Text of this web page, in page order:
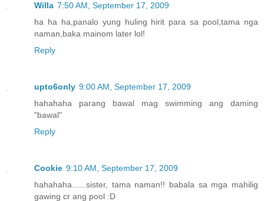
Willa 7:50 AM, September 17, 2009
ha ha ha,panalo yung huling hirit para sa pool,tama nga
naman,baka mainom later lol!
Reply
upto6only 9:00 AM, September 17, 2009
hahahaha parang bawal mag swimming ang daming
"bawal"
Reply
Cookie 9:10 AM, September 17, 2009
hahahaha......sister, tama naman!! babala sa mga mahilig
gawing cr ang pool :D